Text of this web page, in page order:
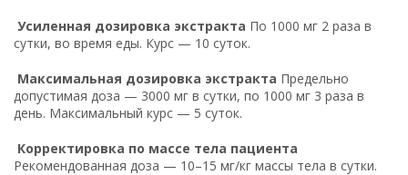
Усиленная дозировка экстракта По 1000 мг 2 раза в
сутки, во время еды. Курс — 10 суток.
Максимальная дозировка экстракта Предельно
допустимая доза — 3000 мг в сутки, по 1000 мг 3 раза в
день. Максимальный курс — 5 суток.
Корректировка по массе тела пациента
Рекомендованная доза — 10–15 мг/кг массы тела в сутки.